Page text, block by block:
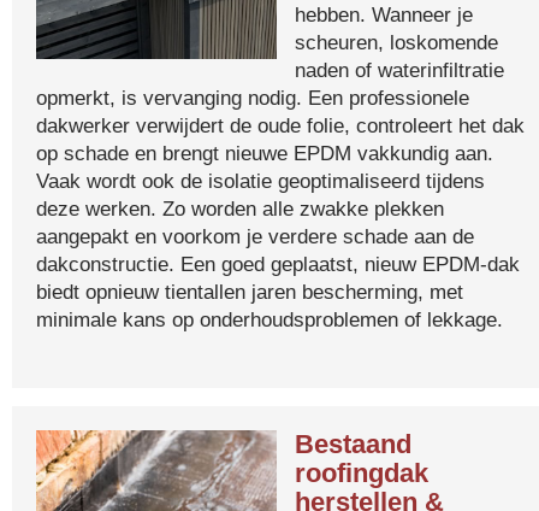
hebben. Wanneer je
scheuren, loskomende
naden of waterinfiltratie
opmerkt, is vervanging nodig. Een professionele
dakwerker verwijdert de oude folie, controleert het dak
op schade en brengt nieuwe EPDM vakkundig aan.
Vaak wordt ook de isolatie geoptimaliseerd tijdens
deze werken. Zo worden alle zwakke plekken
aangepakt en voorkom je verdere schade aan de
dakconstructie. Een goed geplaatst, nieuw EPDM-dak
biedt opnieuw tientallen jaren bescherming, met
minimale kans op onderhoudsproblemen of lekkage.
Bestaand
roofingdak
herstellen &